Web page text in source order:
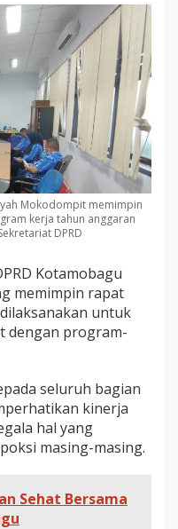
Mokodompit memimpin
kerja tahun anggaran
DPRD
Kotamobagu
memimpin rapat
untuk
dengan program-
seluruh bagian
kinerja
hal yang
masing-masing.
Sehat Bersama